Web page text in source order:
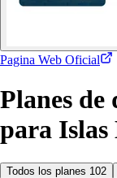
Pagina Web Oficial
Planes
para
Todos los planes 102